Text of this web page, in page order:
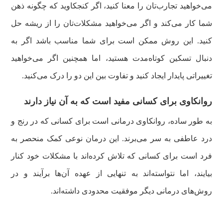
می‌خواهید تجارب‌تان را معنا کنید، اگر کنجکاوید که چگونه ذهن
شما کار می‌کند و اگر می‌خواهید مشکلات‌تان را از ریشه حل
کنید. این روش ممکن است برای شما مناسب باشد اگر به
دنبال تسکین کوتاه‌مدت هستید، اما همچنین اگر می‌خواهید
تغییراتی پایدار ایجاد کنید و تفاوت بین این دو را درک می‌کنید.
روانکاوی برای کسانی مفید است که به آن نیاز دارند
به طور ساده، روانکاوی درمانی است برای کسانی که در رنج و
درد عاطفی به سر می‌برند. این درمان نوعی کمک منحصر به
فرد است برای کسانی که تلاش کرده‌اند با مشکلات خود کنار
بیایند، اما نتواسته‌اند به تنهایی از عهده آن‌ها برآیند و در
روش‌های درمانی دیگر موفقیت محدودی داشته‌اند.